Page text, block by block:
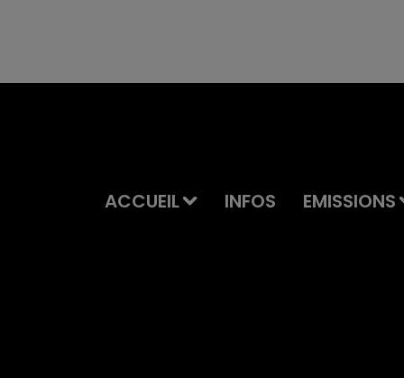
ACCUEIL INFOS EMISSIONS